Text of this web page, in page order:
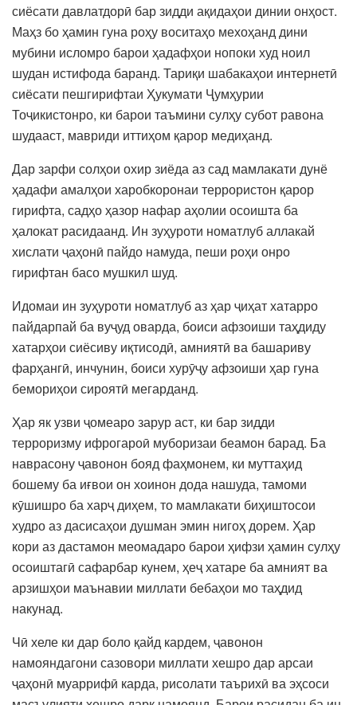
сиёсати давлатдорӣ бар зидди ақидаҳои динии онҳост.
Маҳз бо ҳамин гуна роҳу воситаҳо мехоҳанд дини
мубини исломро барои ҳадафҳои нопоки худ ноил
шудан истифода баранд. Тариқи шабакаҳои интернетӣ
сиёсати пешгирифтаи Ҳукумати Ҷумҳурии
Тоҷикистонро, ки барои таъмини сулҳу субот равона
шудааст, мавриди иттиҳом қарор медиҳанд.
Дар зарфи солҳои охир зиёда аз сад мамлакати дунё
ҳадафи амалҳои харобкоронаи террористон қарор
гирифта, садҳо ҳазор нафар аҳолии осоишта ба
ҳалокат расидаанд. Ин зуҳуроти номатлуб аллакай
хислати ҷаҳонӣ пайдо намуда, пеши роҳи онро
гирифтан басо мушкил шуд.
Идомаи ин зуҳуроти номатлуб аз ҳар ҷиҳат хатарро
пайдарпай ба вуҷуд оварда, боиси афзоиши таҳдиду
хатарҳои сиёсиву иқтисодӣ, амниятӣ ва башариву
фарҳангӣ, инчунин, боиси хурӯҷу афзоиши ҳар гуна
бемориҳои сироятӣ мегарданд.
Ҳар як узви ҷомеаро зарур аст, ки бар зидди
терроризму ифрогароӣ муборизаи беамон барад. Ба
наврасону ҷавонон бояд фаҳмонем, ки муттаҳид
бошему ба иғвои он хоинон дода нашуда, тамоми
кӯшишро ба харҷ диҳем, то мамлакати биҳиштосои
худро аз дасисаҳои душман эмин нигоҳ дорем. Ҳар
кори аз дастамон меомадаро барои ҳифзи ҳамин сулҳу
осоиштагӣ сафарбар кунем, ҳеҷ хатаре ба амният ва
арзишҳои маънавии миллати бебаҳои мо таҳдид
накунад.
Чӣ хеле ки дар боло қайд кардем, ҷавонон
намояндагони сазовори миллати хешро дар арсаи
ҷаҳонӣ муаррифӣ карда, рисолати таърихӣ ва эҳсоси